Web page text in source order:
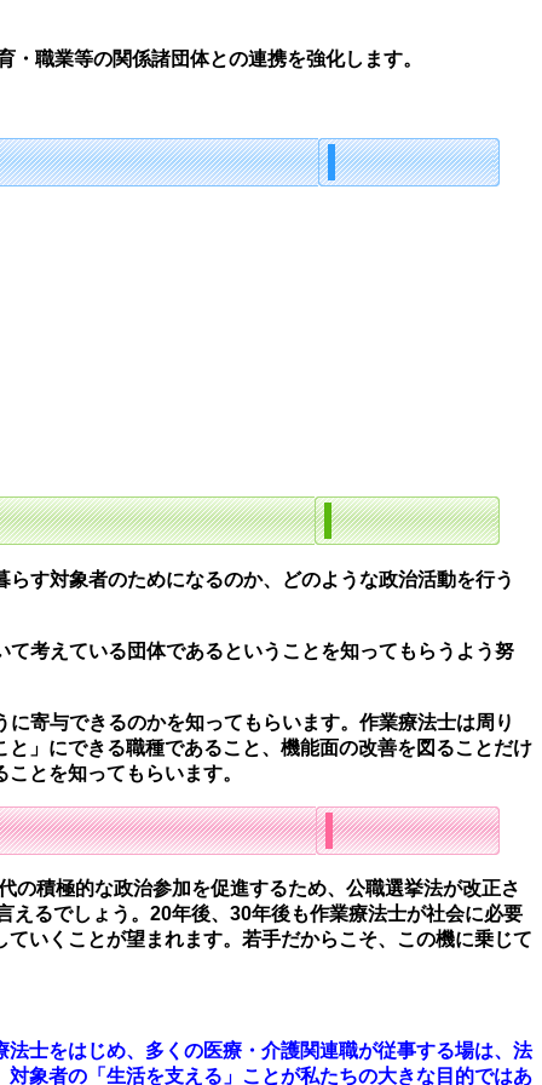
職業等の関係諸団体との連携を強化します。
す対象者のためになるのか、どのような政治活動を行う
考えている団体であるということを知ってもらうよう努
寄与できるのかを知ってもらいます。作業療法士は周り
」にできる職種であること、機能面の改善を図ることだけ
とを知ってもらいます。
積極的な政治参加を促進するため、公職選挙法が改正さ
るでしょう。20年後、30年後も作業療法士が社会に必要
いくことが望まれます。若手だからこそ、この機に乗じて
士をはじめ、多くの医療・介護関連職が従事する場は、法
象者の「生活を支える」ことが私たちの大きな目的ではあ